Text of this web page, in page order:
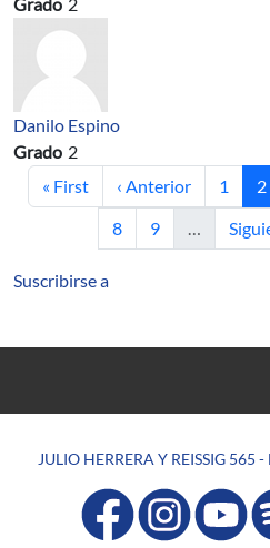
Danilo Espino
Grado 2
Primera página
« First Página anterior
‹ Anterior Página
1 2
Página
8 Página
9 …
Suscribirse a
JULIO HERRERA Y REISSIG